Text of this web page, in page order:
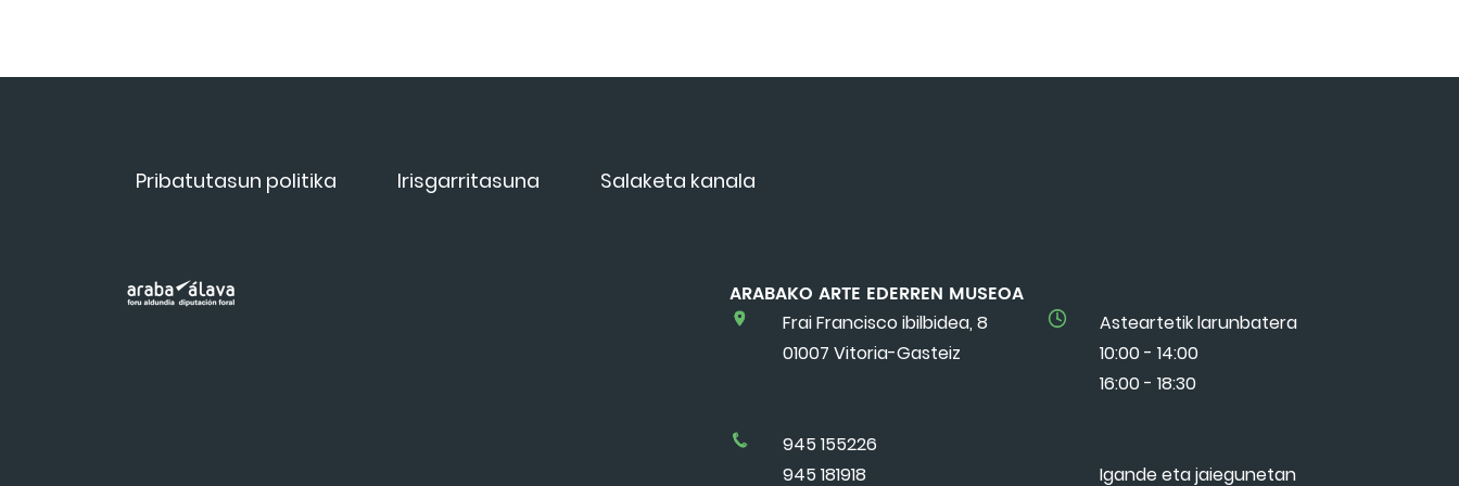
Pribatutasun politika Irisgarritasuna Salaketa kanala
ARABAKO ARTE EDERREN MUSEOA
Frai Francisco ibilbidea, 8
01007 Vitoria-Gasteiz
Asteartetik larunbatera
10:00 - 14:00
16:00 - 18:30
945 155226
945 181918
Igande eta jaiegunetan